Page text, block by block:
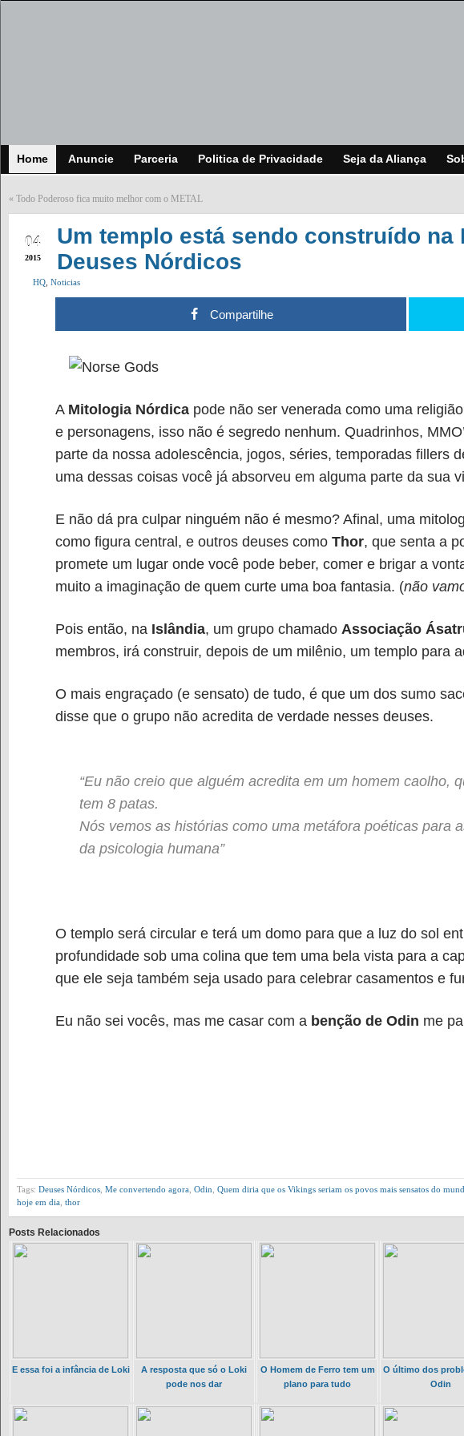
Home Anuncie Parceria Politica de Privacidade Seja da Aliança
« Todo Poderoso fica muito melhor com o METAL
04
2015
Um templo está sendo construído
Deuses Nórdicos
HQ Noticias
Compartilhe
A Mitologia Nórdica pode não ser venerada como uma
e personagens, isso não é segredo nenhum. Quadrinhos,
parte da nossa adolescência, jogos, séries, temporadas fillers
uma dessas coisas você já absorveu em alguma parte da sua
E não dá pra culpar ninguém não é mesmo? Afinal, uma
como figura central, e outros deuses como Thor, que senta a
promete um lugar onde você pode beber, comer e brigar a
muito a imaginação de quem curte uma boa fantasia. (não
Pois então, na Islândia, um grupo chamado Associação
membros, irá construir, depois de um milênio, um templo para
O mais engraçado (e sensato) de tudo, é que um dos sumo
disse que o grupo não acredita de verdade nesses deuses.
“Eu não creio que alguém acredita em um homem caolho,
tem 8 patas.
Nós vemos as histórias como uma metáfora poéticas para
da psicologia humana”
O templo será circular e terá um domo para que a luz do sol
profundidade sob uma colina que tem uma bela vista para a
que ele seja também seja usado para celebrar casamentos e
Eu não sei vocês, mas me casar com a benção de Odin me
Tags: Deuses Nórdicos Me convertendo agora Odin Quem diria que os Vikings seriam os povos mais sensatos do
hoje em dia thor
Posts Relacionados
E essa foi a infância de Loki
A resposta que só o Loki
pode nos dar
O Homem de Ferro tem um
plano para tudo
O último dos
Odin